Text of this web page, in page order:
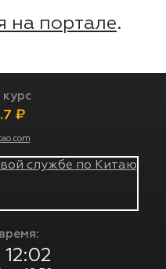
на портале.
₽
12:02